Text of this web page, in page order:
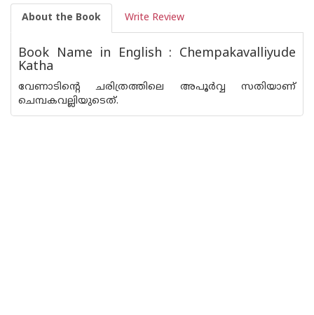
About the Book Write Review
Book Name in English : Chempakavalliyude
Katha
വേണാടിന്റെ ചരിത്രത്തിലെ അപൂര്‍വ്വ സതിയാണ്
ചെമ്പകവല്ലിയുടെത്.